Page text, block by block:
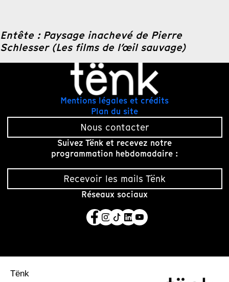
Entête : Paysage inachevé de Pierre
Schlesser (Les films de l’œil sauvage)
Mentions légales et crédits
Plan du site
Nous contacter
Suivez Tënk et recevez notre
programmation hebdomadaire :
Recevoir les mails Tënk
Réseaux sociaux